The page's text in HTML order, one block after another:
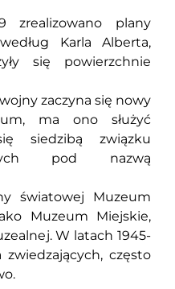
plany
Karla Alberta,
się powierzchnie
zaczyna się nowy
ma ono służyć
siedzibą związku
pod nazwą
światowej Muzeum
Muzeum Miejskie,
W latach 1945-
często